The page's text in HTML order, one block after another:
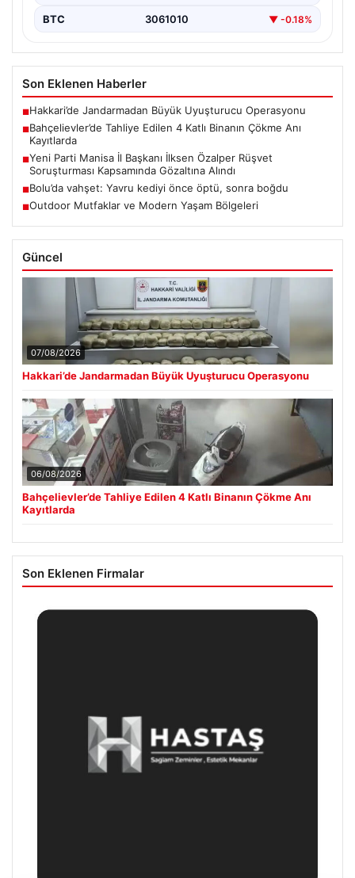
BTC 3061010 ▼ -0.18%
Son Eklenen Haberler
■Hakkari’de Jandarmadan Büyük Uyuşturucu Operasyonu
■Bahçelievler’de Tahliye Edilen 4 Katlı Binanın Çökme Anı
Kayıtlarda
■Yeni Parti Manisa İl Başkanı İlksen Özalper Rüşvet
Soruşturması Kapsamında Gözaltına Alındı
■Bolu’da vahşet: Yavru kediyi önce öptü, sonra boğdu
■Outdoor Mutfaklar ve Modern Yaşam Bölgeleri
Güncel
07/08/2026
Hakkari’de Jandarmadan Büyük Uyuşturucu Operasyonu
06/08/2026
Bahçelievler’de Tahliye Edilen 4 Katlı Binanın Çökme Anı
Kayıtlarda
Son Eklenen Firmalar